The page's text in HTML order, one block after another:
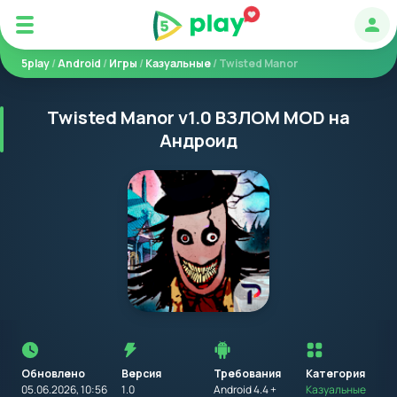
5play/Android /Игры /Казуальные/ Twisted Manor
Twisted Manor v1.0 ВЗЛОМ MOD на
Андроид
Обновлено
05.06.2026, 10:56
Версия
1.0
Требования
Android 4.4 +
установкой
приложения
на
устройство
Категория
Казуальные